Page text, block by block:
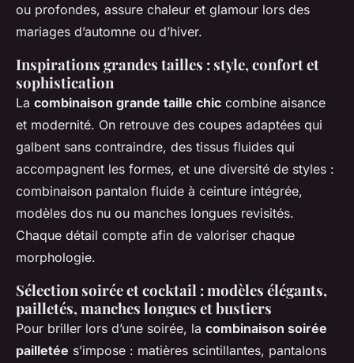
ou profondes, assure chaleur et glamour lors des
mariages d’automne ou d’hiver.
Inspirations grandes tailles : style, confort et
sophistication
La combinaison grande taille chic combine aisance
et modernité. On retrouve des coupes adaptées qui
galbent sans contraindre, des tissus fluides qui
accompagnent les formes, et une diversité de styles :
combinaison pantalon fluide à ceinture intégrée,
modèles dos nu ou manches longues revisités.
Chaque détail compte afin de valoriser chaque
morphologie.
Sélection soirée et cocktail : modèles élégants,
pailletés, manches longues et bustiers
Pour briller lors d’une soirée, la combinaison soirée
pailletée s’impose : matières scintillantes, pantalons